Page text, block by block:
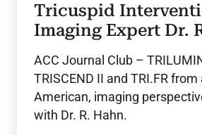
Tricuspid
Imaging Expert Dr.
ACC Journal Club –
TRISCEND II and TRI.FR from
American, imaging
with Dr. R. Hahn.